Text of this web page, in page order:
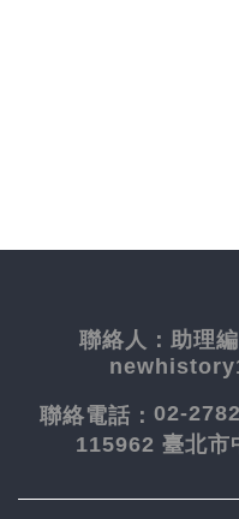
聯絡人： 助理
聯絡電話： 02-
115962 臺北市